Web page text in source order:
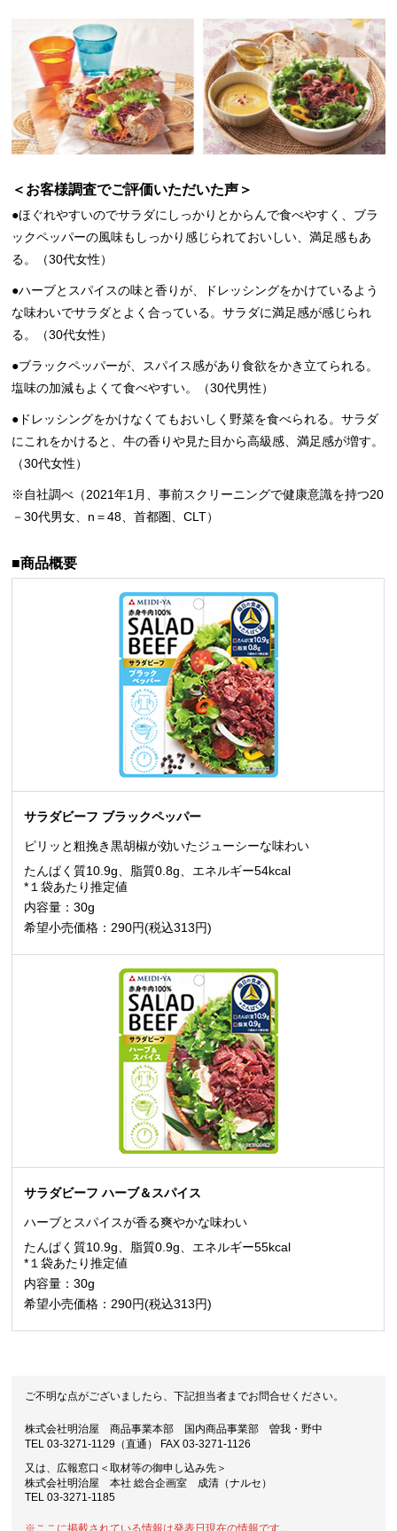
＜お客様調査でご評価いただいた声＞
●ほぐれやすいのでサラダにしっかりとからんで食べやすく、ブラ
ックペッパーの風味もしっかり感じられておいしい、満足感もあ
る。（30代女性）
●ハーブとスパイスの味と香りが、ドレッシングをかけているよう
な味わいでサラダとよく合っている。サラダに満足感が感じられ
る。（30代女性）
●ブラックペッパーが、スパイス感があり食欲をかき立てられる。
塩味の加減もよくて食べやすい。（30代男性）
●ドレッシングをかけなくてもおいしく野菜を食べられる。サラダ
にこれをかけると、牛の香りや見た目から高級感、満足感が増す。
（30代女性）
※自社調べ（2021年1月、事前スクリーニングで健康意識を持つ20
－30代男女、n＝48、首都圏、CLT）
■商品概要
サラダビーフ ブラックペッパー
ピリッと粗挽き黒胡椒が効いたジューシーな味わい
たんぱく質10.9g、脂質0.8g、エネルギー54kcal
*１袋あたり推定値
内容量：30g
希望小売価格：290円(税込313円)
サラダビーフ ハーブ＆スパイス
ハーブとスパイスが香る爽やかな味わい
たんぱく質10.9g、脂質0.9g、エネルギー55kcal
*１袋あたり推定値
内容量：30g
希望小売価格：290円(税込313円)
ご不明な点がございましたら、下記担当者までお問合せください。
株式会社明治屋 商品事業本部 国内商品事業部 曽我・野中
TEL 03-3271-1129（直通） FAX 03-3271-1126
又は、広報窓口＜取材等の御申し込み先＞
株式会社明治屋 本社 総合企画室 成清（ナルセ）
TEL 03-3271-1185
※ここに掲載されている情報は発表日現在の情報です。